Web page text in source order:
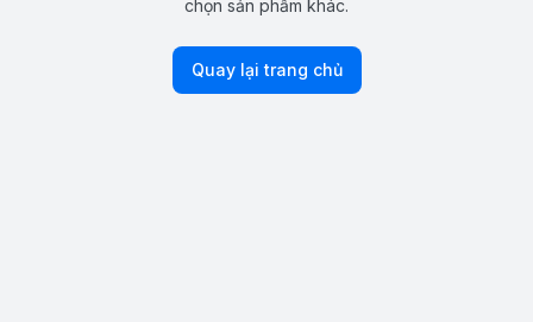
chọn sản phẩm khác.
Quay lại trang chủ